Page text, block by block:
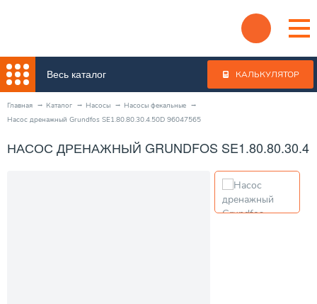
Весь каталог КАЛЬКУЛЯТОР
Главная Каталог Насосы
Насосы фекальные
Насос дренажный Grundfos SE1.80.80.30.4.50D 96047565
НАСОС ДРЕНАЖНЫЙ GRUNDFOS